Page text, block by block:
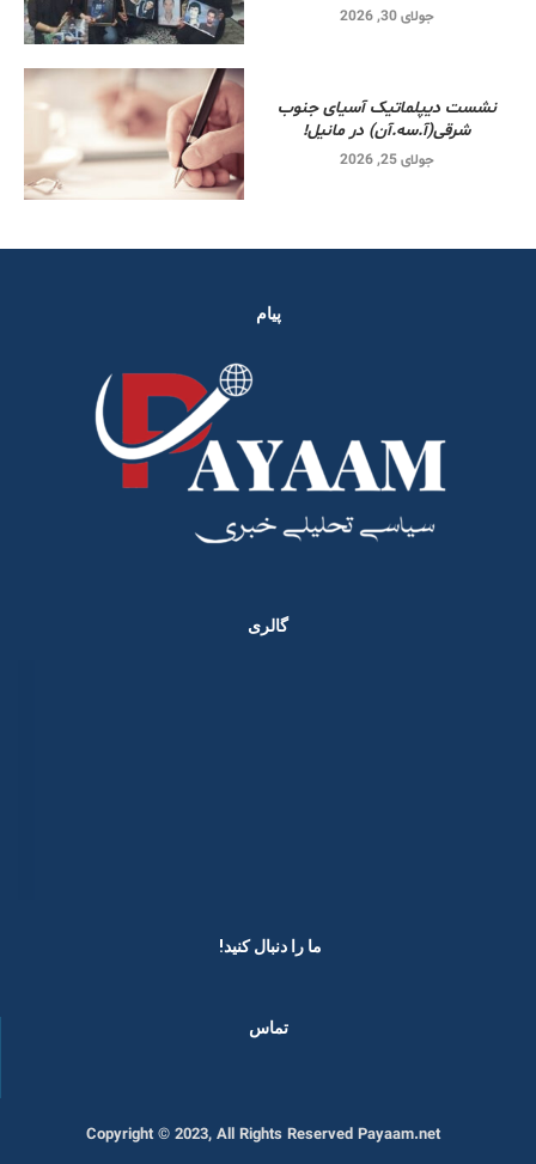
جولای 30, 2026
نشست دیپلماتیک آسیای جنوب
شرقی‌(آ.سه.آن) در مانیل!
جولای 25, 2026
پیام
گالری
ما را دنبال کنید! ​
تماس
Copyright © 2023, All Rights Reserved Payaam.net